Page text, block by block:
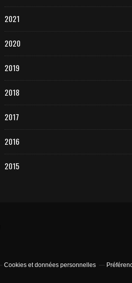
2021
2020
2019
2018
2017
2016
2015
Cookies et données personnelles